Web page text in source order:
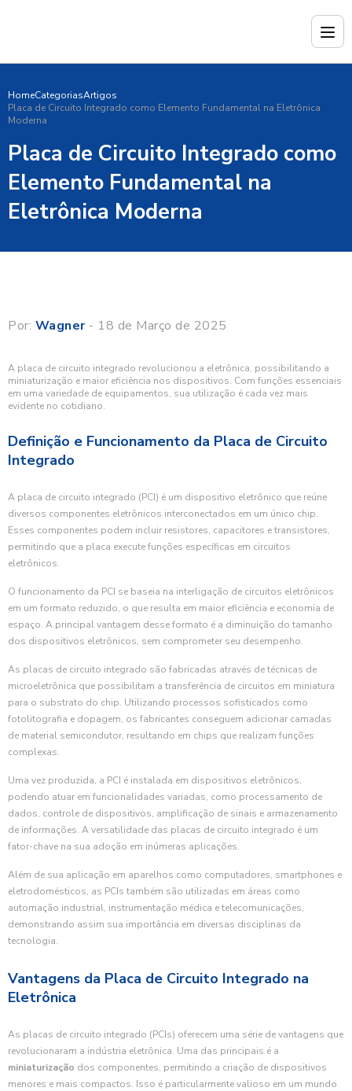
HomeCategoriasArtigos
Placa de Circuito Integrado como Elemento Fundamental na Eletrônica
Moderna
Placa de Circuito Integrado como
Elemento Fundamental na
Eletrônica Moderna
Por: Wagner- 18 de Março de 2025
A placa de circuito integrado revolucionou a eletrônica, possibilitando a
miniaturização e maior eficiência nos dispositivos. Com funções essenciais
em uma variedade de equipamentos, sua utilização é cada vez mais
evidente no cotidiano.
Definição e Funcionamento da Placa de Circuito
Integrado
A placa de circuito integrado (PCI) é um dispositivo eletrônico que reúne
diversos componentes eletrônicos interconectados em um único chip.
Esses componentes podem incluir resistores, capacitores e transistores,
permitindo que a placa execute funções específicas em circuitos
eletrônicos.
O funcionamento da PCI se baseia na interligação de circuitos eletrônicos
em um formato reduzido, o que resulta em maior eficiência e economia de
espaço. A principal vantagem desse formato é a diminuição do tamanho
dos dispositivos eletrônicos, sem comprometer seu desempenho.
As placas de circuito integrado são fabricadas através de técnicas de
microeletrônica que possibilitam a transferência de circuitos em miniatura
para o substrato do chip. Utilizando processos sofisticados como
fotolitografia e dopagem, os fabricantes conseguem adicionar camadas
de material semicondutor, resultando em chips que realizam funções
complexas.
Uma vez produzida, a PCI é instalada em dispositivos eletrônicos,
podendo atuar em funcionalidades variadas, como processamento de
dados, controle de dispositivos, amplificação de sinais e armazenamento
de informações. A versatilidade das placas de circuito integrado é um
fator-chave na sua adoção em inúmeras aplicações.
Além de sua aplicação em aparelhos como computadores, smartphones e
eletrodomésticos, as PCIs também são utilizadas em áreas como
automação industrial, instrumentação médica e telecomunicações,
demonstrando assim sua importância em diversas disciplinas da
tecnologia.
Vantagens da Placa de Circuito Integrado na
Eletrônica
As placas de circuito integrado (PCIs) oferecem uma série de vantagens que
revolucionaram a indústria eletrônica. Uma das principais é a
miniaturização dos componentes, permitindo a criação de dispositivos
menores e mais compactos. Isso é particularmente valioso em um mundo